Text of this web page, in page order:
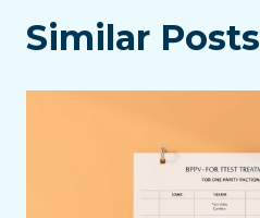
Similar Posts